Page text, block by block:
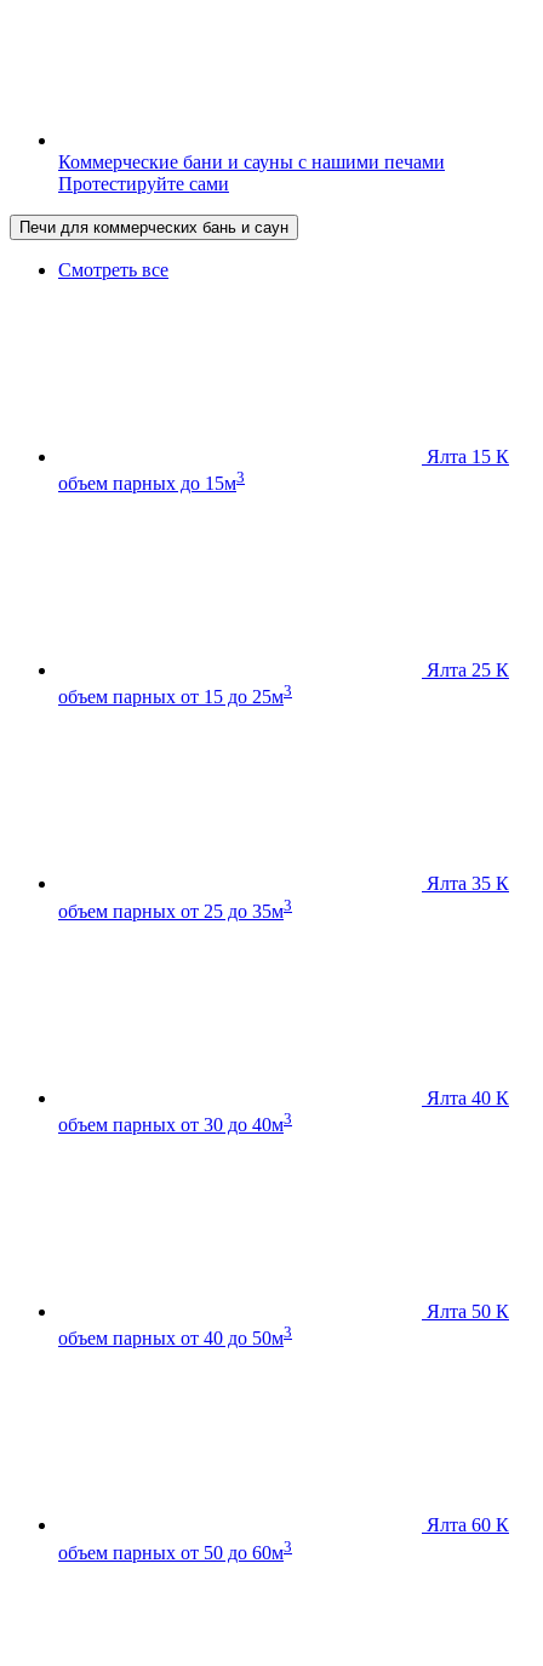
Коммерческие бани и сауны с нашими печами
Протестируйте сами
Печи для коммерческих бань и саун
Смотреть все
Ялта 15 К
объем парных до 15м3
Ялта 25 К
объем парных от 15 до 25м3
Ялта 35 К
объем парных от 25 до 35м3
Ялта 40 К
объем парных от 30 до 40м3
Ялта 50 К
объем парных от 40 до 50м3
Ялта 60 К
объем парных от 50 до 60м3